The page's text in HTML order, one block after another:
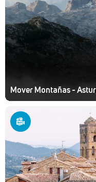
Mover Montañas -